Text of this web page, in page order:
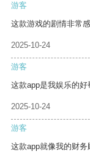
游客
这款游戏的剧情非常
2025-10-24
游客
这款app是我娱乐的好
2025-10-24
游客
这款app就像我的财务